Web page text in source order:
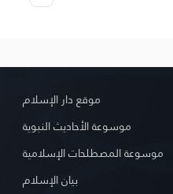
موقع دار الإسلام
موسوعة الأحاديث النبوية
موسوعة المصطلحات الإسلامية
بيان الإسلام